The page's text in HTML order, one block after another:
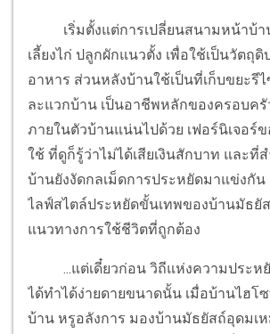
เริ่มตั้งแต่การเปลี่ยนสนามหน้าบ้า
เลี้ยงไก่ ปลูกผักแนวตั้ง เพื่อใช้เป็นวัตถุ
อาหาร ส่วนหลังบ้านใช้เป็นที่เก็บขยะรี
ละแวกบ้าน เป็นอาชีพหลักของครอบค
ภายในตัวบ้านแน่นไปด้วย เฟอร์นิเจอร์
ใช้ ที่ดูก็รู้ว่าไม่ได้เสียเงินสักบาท และ
บ้านยังงัดกลเม็ดการประหยัดมาแข่งกัน
ไลฟ์สไตล์ประหยัดขั้นเทพของบ้านมัธยั
แนวทางการใช้ชีวิตที่ถูกต้อง
...แต่เดี๋ยวก่อน วิถีแห่งความประหยั
ได้ทำได้ง่ายดายขนาดนั้น เมื่อบ้านไฮโ
บ้าน หรูอลังการ มองบ้านมัธยัสถ์อุดมเห